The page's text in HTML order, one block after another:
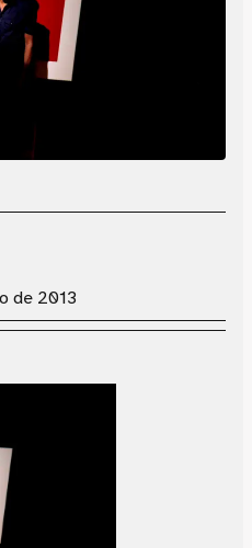
de 2013